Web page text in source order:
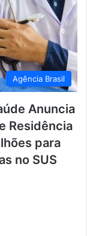
Agência Brasil
Anuncia
Residência
para
no SUS